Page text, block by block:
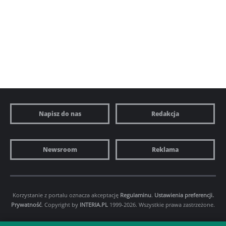
Napisz do nas Redakcja
Newsroom Reklama
Korzystanie z portalu oznacza akceptację Regulaminu. Ustawienia preferencji.
Prywatność. Copyright by INTERIA.PL 1999-2026. Wszystkie prawa zastrzeżone.